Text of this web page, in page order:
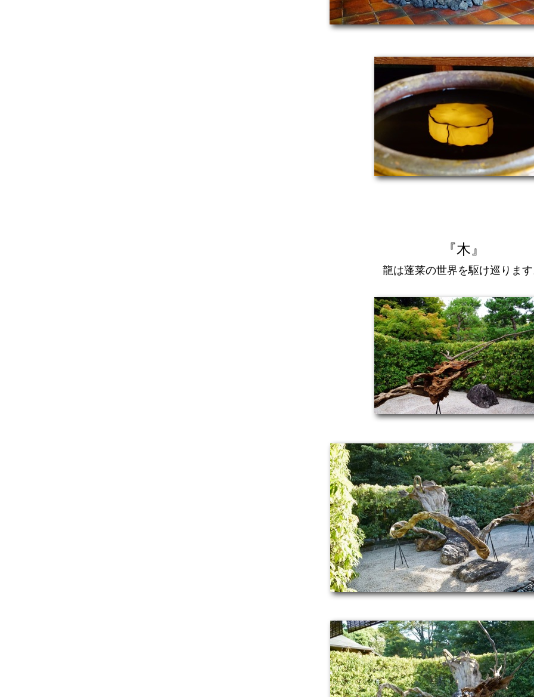
『木』
龍は蓬莱の世界を駆け巡りま